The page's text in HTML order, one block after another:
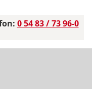
0 54 83 / 73 96-0